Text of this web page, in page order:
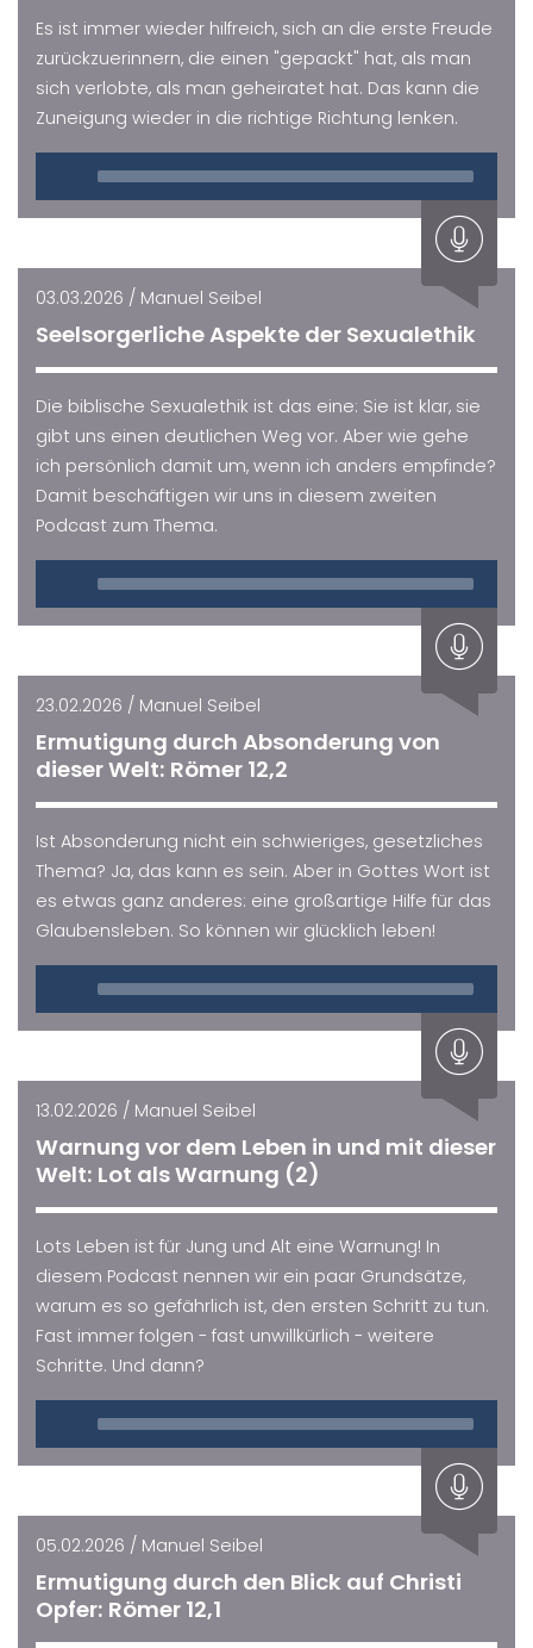
Es ist immer wieder hilfreich, sich an die erste Freude
zurückzuerinnern, die einen "gepackt" hat, als man
sich verlobte, als man geheiratet hat. Das kann die
Zuneigung wieder in die richtige Richtung lenken.
Player
03.03.2026 / Manuel Seibel
Seelsorgerliche Aspekte der Sexualethik
Die biblische Sexualethik ist das eine: Sie ist klar, sie
gibt uns einen deutlichen Weg vor. Aber wie gehe
ich persönlich damit um, wenn ich anders empfinde?
Damit beschäftigen wir uns in diesem zweiten
Podcast zum Thema.
Player
23.02.2026 / Manuel Seibel
Ermutigung durch Absonderung von
dieser Welt: Römer 12,2
Ist Absonderung nicht ein schwieriges, gesetzliches
Thema? Ja, das kann es sein. Aber in Gottes Wort ist
es etwas ganz anderes: eine großartige Hilfe für das
Glaubensleben. So können wir glücklich leben!
Player
13.02.2026 / Manuel Seibel
Warnung vor dem Leben in und mit dieser
Welt: Lot als Warnung (2)
Lots Leben ist für Jung und Alt eine Warnung! In
diesem Podcast nennen wir ein paar Grundsätze,
warum es so gefährlich ist, den ersten Schritt zu tun.
Fast immer folgen - fast unwillkürlich - weitere
Schritte. Und dann?
Player
05.02.2026 / Manuel Seibel
Ermutigung durch den Blick auf Christi
Opfer: Römer 12,1